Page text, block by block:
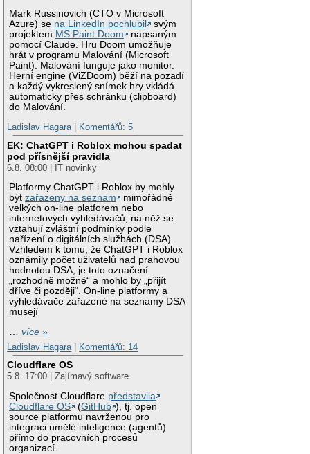
Mark Russinovich (CTO v Microsoft
Azure) se na LinkedIn pochlubil
svým
projektem MS Paint Doom
napsaným
pomocí Claude. Hru Doom umožňuje
hrát v programu Malování (Microsoft
Paint). Malování funguje jako monitor.
Herní engine (ViZDoom) běží na pozadí
a každý vykreslený snímek hry vkládá
automaticky přes schránku (clipboard)
do Malování.
Ladislav Hagara| Komentářů: 5
EK: ChatGPT i Roblox mohou spadat
pod přísnější pravidla
6.8. 08:00 | IT novinky
Platformy ChatGPT i Roblox by mohly
býtzařazeny na seznam
mimořádně
velkých on-line platforem nebo
internetových vyhledávačů, na něž se
vztahují zvláštní podmínky podle
nařízení o digitálních službách (DSA).
Vzhledem k tomu, že ChatGPT i Roblox
oznámily počet uživatelů nad prahovou
hodnotou DSA, je toto označení
„rozhodně možné“ a mohlo by „přijít
dříve či později“. On-line platformy a
vyhledávače zařazené na seznamy DSA
musejí
…více »
Ladislav Hagara | Komentářů: 14
Cloudflare OS
5.8. 17:00 | Zajímavý software
Společnost Cloudflare představila
Cloudflare OS
(GitHub ), tj. open
source platformu navrženou pro
integraci umělé inteligence (agentů)
přímo do pracovních procesů
organizací.